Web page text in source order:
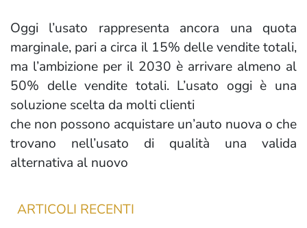
Oggi l’usato rappresenta ancora una quota
marginale, pari a circa il 15% delle vendite totali,
ma l’ambizione per il 2030 è arrivare almeno al
50% delle vendite totali. L’usato oggi è una
soluzione scelta da molti clienti
che non possono acquistare un’auto nuova o che
trovano nell’usato di qualità una valida
alternativa al nuovo
ARTICOLI RECENTI